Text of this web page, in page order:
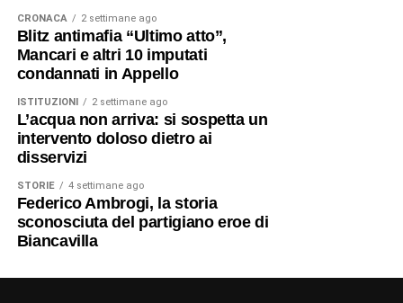
CRONACA 2 settimane ago
Blitz antimafia “Ultimo atto”,
Mancari e altri 10 imputati
condannati in Appello
ISTITUZIONI 2 settimane ago
L’acqua non arriva: si sospetta un
intervento doloso dietro ai
disservizi
STORIE 4 settimane ago
Federico Ambrogi, la storia
sconosciuta del partigiano eroe di
Biancavilla